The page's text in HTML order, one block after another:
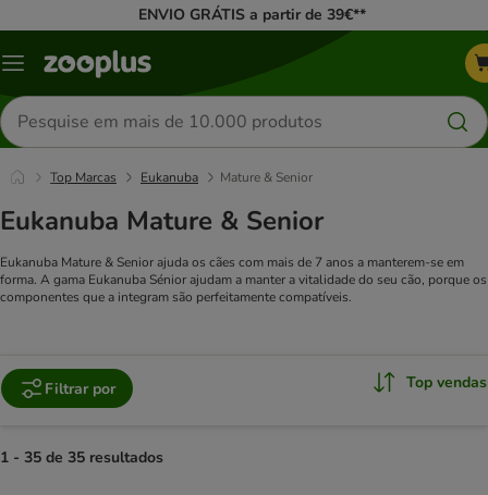
ENVIO GRÁTIS a partir de 39€**
Menu
Pesquisar
produtos
Top Marcas Eukanuba Mature & Senior
Eukanuba Mature & Senior
Eukanuba Mature & Senior ajuda os cães com mais de 7 anos a manterem-se em
forma. A gama Eukanuba Sénior ajudam a manter a vitalidade do seu cão, porque os
componentes que a integram são perfeitamente compatíveis.
Filtrar por Top vendas
1 - 35 de 35 resultados